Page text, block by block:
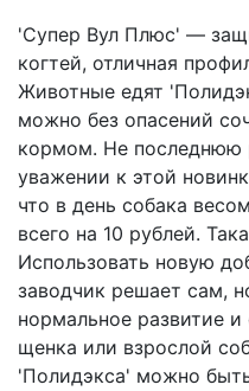
'Супер Вул Плюс' —
когтей, отличная
Животные едят
можно без опасений
кормом. Не последнюю
уважении к этой
что в день собака
всего на 10 рублей.
Использовать новую
заводчик решает сам,
нормальное развитие
щенка или взрослой
'Полидэкса' можно